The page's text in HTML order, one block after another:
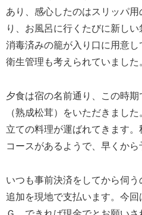
あり、感心したのはスリッパ
り、お風呂に行くたびに新し
消毒済みの籠が入り口に用意
衛生管理も考えられていました
夕食は宿の名前通り、この時
（熟成松茸）をいただきまし
立ての料理が運ばれてきます
コースがあるようで、早くから
いつも事前決済をしてから伺
追加を現地で支払います。今回